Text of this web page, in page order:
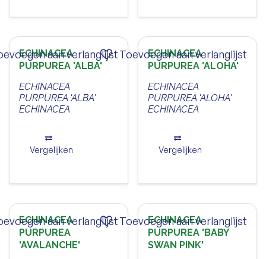
ECHINACEA
PURPUREA 'ALBA'
ECHINACEA
PURPUREA 'ALBA'
ECHINACEA
Vergelijken
aan verlanglijst
ECHINACEA
PURPUREA 'ALOHA'
ECHINACEA
PURPUREA 'ALOHA'
ECHINACEA
Vergelijken
Toevoegen aan verlanglijst
ECHINACEA
PURPUREA
'AVALANCHE'
aan verlanglijst
ECHINACEA
PURPUREA 'BABY
SWAN PINK'
Toevoegen aan verlanglijst